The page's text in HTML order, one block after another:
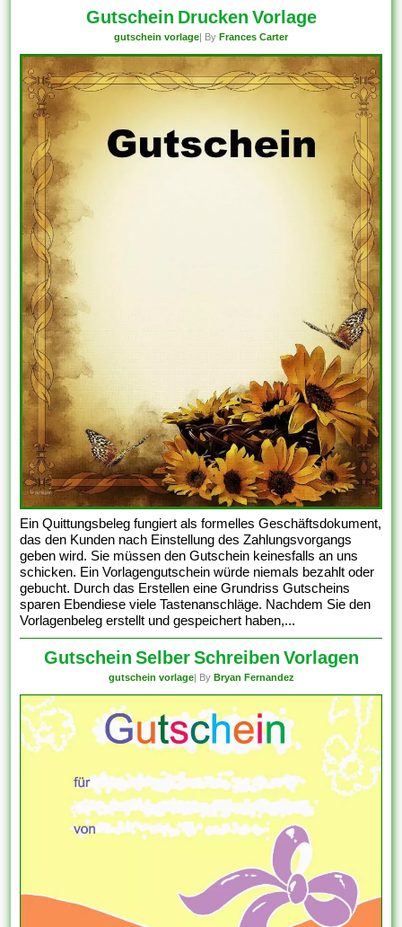
Gutschein Drucken Vorlage
gutschein vorlage| By Frances Carter
Ein Quittungsbeleg fungiert als formelles Geschäftsdokument,
das den Kunden nach Einstellung des Zahlungsvorgangs
geben wird. Sie müssen den Gutschein keinesfalls an uns
schicken. Ein Vorlagengutschein würde niemals bezahlt oder
gebucht. Durch das Erstellen eine Grundriss Gutscheins
sparen Ebendiese viele Tastenanschläge. Nachdem Sie den
Vorlagenbeleg erstellt und gespeichert haben,...
Gutschein Selber Schreiben Vorlagen
gutschein vorlage| By Bryan Fernandez